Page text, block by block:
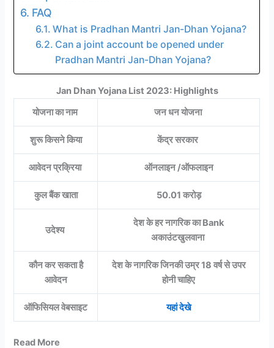
FAQ
What is Pradhan Mantri Jan-Dhan Yojana?
Can a joint account be opened under
Pradhan Mantri Jan-Dhan Yojana?
Jan Dhan Yojana List 2023: Highlights
योजना का नाम
जन धन योजना
शुरू किसने किया केंद्र सरकार
आवेदन प्रक्रिया ऑनलाइन /ऑफलाइन
कुल बैंक खाता 50.01 करोड़
उदेश्य
देश के हर नागरिक का Bank
अकाउंटखुलवाना
कौन कर सकता है
आवेदन
देश के नागरिक जिनकी उम्र 18 वर्ष से उपर
होनी चाहिए
ऑफिसियल वेबसाइट यहां देखे
Read More